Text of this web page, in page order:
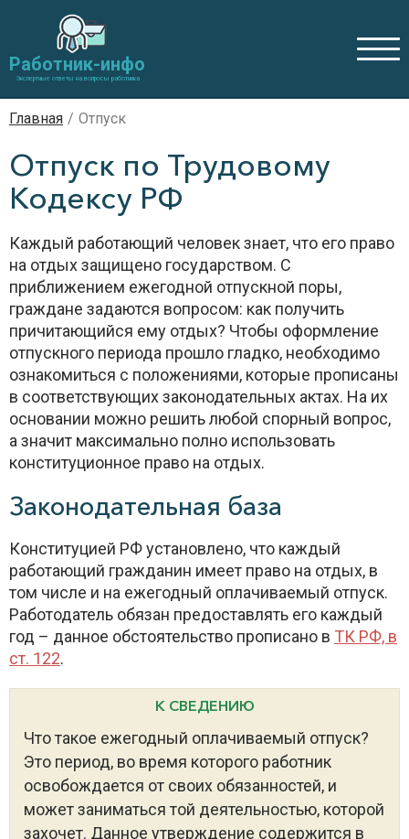
Работник-инфо
Экспертные ответы на вопросы работника
Главная / Отпуск
Отпуск по Трудовому
Кодексу РФ
Каждый работающий человек знает, что его право
на отдых защищено государством. С
приближением ежегодной отпускной поры,
граждане задаются вопросом: как получить
причитающийся ему отдых? Чтобы оформление
отпускного периода прошло гладко, необходимо
ознакомиться с положениями, которые прописаны
в соответствующих законодательных актах. На их
основании можно решить любой спорный вопрос,
а значит максимально полно использовать
конституционное право на отдых.
Законодательная база
Конституцией РФ установлено, что каждый
работающий гражданин имеет право на отдых, в
том числе и на ежегодный оплачиваемый отпуск.
Работодатель обязан предоставлять его каждый
год – данное обстоятельство прописано в ТК РФ, в
ст. 122.
К СВЕДЕНИЮ
Что такое ежегодный оплачиваемый отпуск?
Это период, во время которого работник
освобождается от своих обязанностей, и
может заниматься той деятельностью, которой
захочет. Данное утверждение содержится в